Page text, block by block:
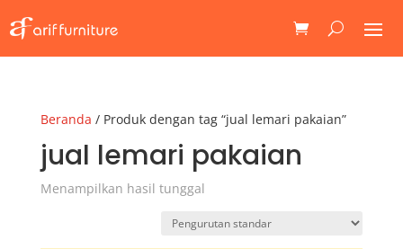
Beranda / Produk dengan tag “jual lemari pakaian”
jual lemari pakaian
Menampilkan hasil tunggal